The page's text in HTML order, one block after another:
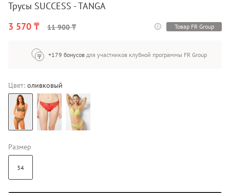
Трусы SUCCESS - TANGA
3 570 ₸
11 900 ₸ Товар FR Group
+179 бонусов для участников клубной программы FR Group
Цвет: оливковый
Размер
34